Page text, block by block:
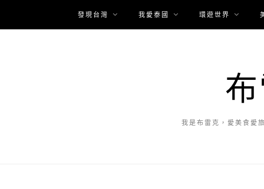
發現台灣 我愛泰國 環遊世界
我是布雷克，愛美食愛